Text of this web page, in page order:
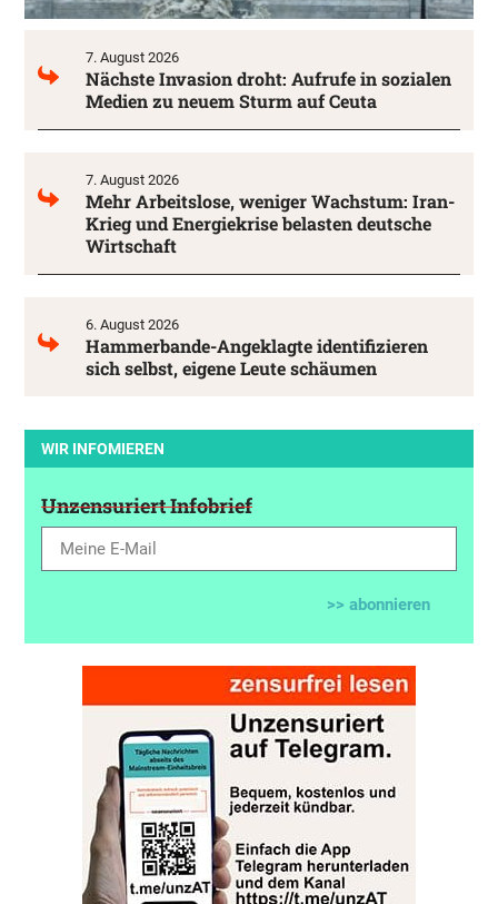
7. August 2026
Nächste Invasion droht: Aufrufe in sozialen
Medien zu neuem Sturm auf Ceuta
7. August 2026
Mehr Arbeitslose, weniger Wachstum: Iran-
Krieg und Energiekrise belasten deutsche
Wirtschaft
6. August 2026
Hammerbande-Angeklagte identifizieren
sich selbst, eigene Leute schäumen
WIR INFOMIEREN
Unzensuriert Infobrief
>> abonnieren